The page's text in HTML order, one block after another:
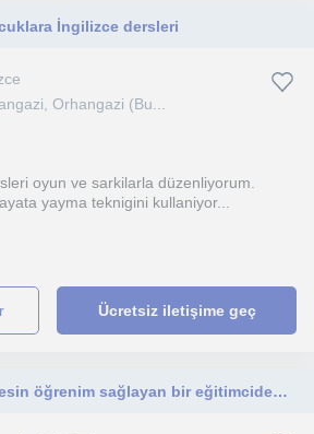
İngilizce dersleri
Orhangazi (Bu...
oyun ve sarkilarla düzenliyorum.
yayma teknigini kullaniyor...
Ücretsiz iletişime geç
20 yıllık deneyimli , kesin öğrenim sağlayan bir eğitimciden online ders